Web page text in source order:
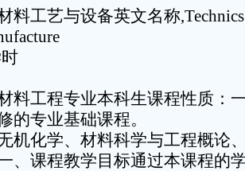
料工艺与设备英文名称
料工程专业本科生课程性质：
的专业基础课程。
机化学、材料科学与工程概论
、课程教学目标通过本课程的